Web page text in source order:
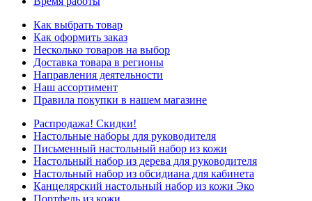
Как выбрать товар
Как оформить заказ
Несколько товаров на выбор
Доставка товара в регионы
Направления деятельности
Наш ассортимент
Правила покупки в нашем магазине
Распродажа! Скидки!
Настольные наборы для руководителя
Письменный настольный набор из кожи
Настольный набор из дерева для руководителя
Настольный набор из обсидиана для кабинета
Канцелярский настольный набор из кожи Эко